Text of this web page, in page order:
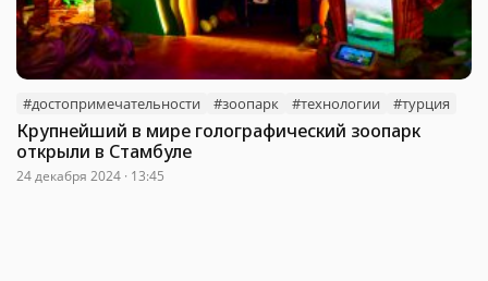
#достопримечательности #зоопарк #технологии #турция
Крупнейший в мире голографический зоопарк
открыли в Стамбуле
24 декабря 2024 · 13:45